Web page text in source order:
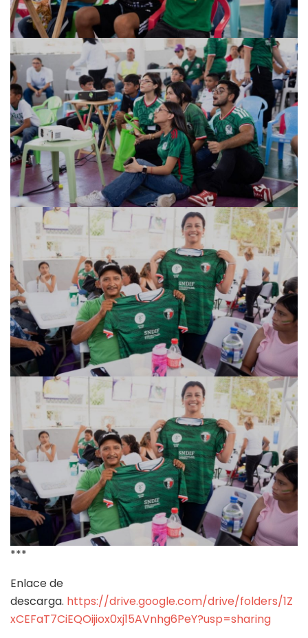
***
Enlace de
descarga. https://drive.google.com/drive/folders/1Z
xCEFaT7CiEQOijiox0xj15AVnhg6PeY?usp=sharing